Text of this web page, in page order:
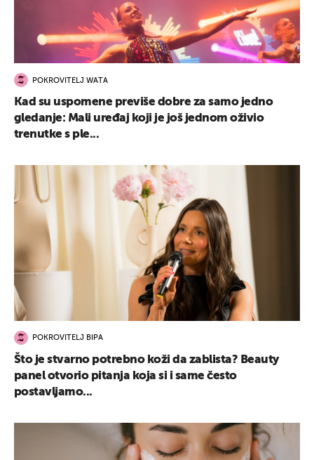
POKROVITELJ WATA
Kad su uspomene previše dobre za samo jedno
gledanje: Mali uređaj koji je još jednom oživio
trenutke s ple...
POKROVITELJ BIPA
Što je stvarno potrebno koži da zablista? Beauty
panel otvorio pitanja koja si i same često
postavljamo...